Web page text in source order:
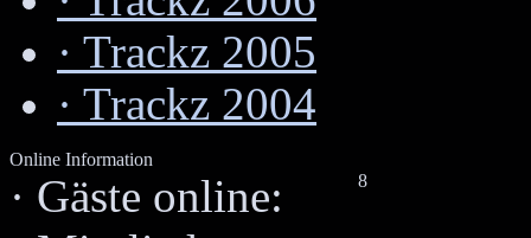
· Trackz 2005
· Trackz 2004
Online Information
· Gäste online: 8